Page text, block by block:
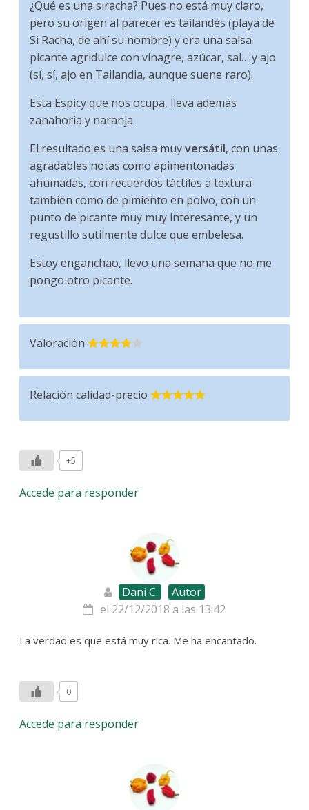
¿Qué es una siracha? Pues no está muy claro,
pero su origen al parecer es tailandés (playa de
Si Racha, de ahí su nombre) y era una salsa
picante agridulce con vinagre, azúcar, sal… y ajo
(sí, sí, ajo en Tailandia, aunque suene raro).
Esta Espicy que nos ocupa, lleva además
zanahoria y naranja.
El resultado es una salsa muyversátil, con unas
agradables notas como apimentonadas
ahumadas, con recuerdos táctiles a textura
también como de pimiento en polvo, con un
punto de picante muy muy interesante, y un
regustillo sutilmente dulce que embelesa.
Estoy enganchao, llevo una semana que no me
pongo otro picante.
Valoración
Relación calidad-precio
+5
Accede para responder
Dani C.
Autor
el 22/12/2018 a las 13:42
La verdad es que está muy rica. Me ha encantado.
0
Accede para responder